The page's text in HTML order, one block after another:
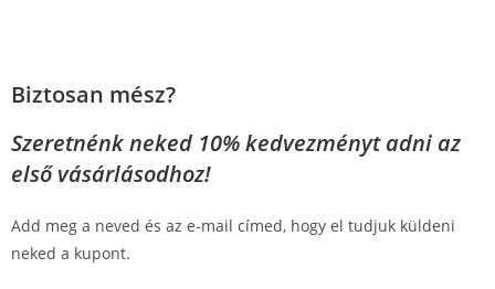
Biztosan mész?
Szeretnénk neked 10% kedvezményt adni az
első vásárlásodhoz!
Add meg a neved és az e-mail címed, hogy el tudjuk küldeni
neked a kupont.